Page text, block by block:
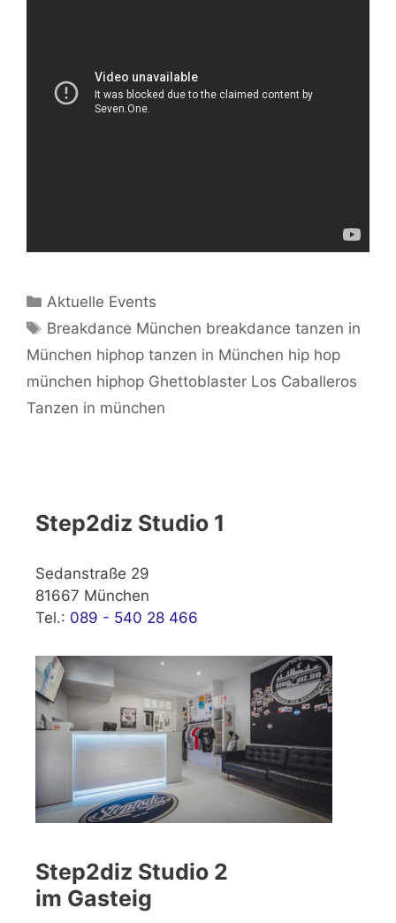
Kategorien
Aktuelle Events
Schlagwörter
Breakdance München breakdance tanzen in
München hiphop tanzen in München hip hop
münchen hiphop Ghettoblaster Los Caballeros
Tanzen in münchen
Step2diz Studio 1
Sedanstraße 29
81667 München
Tel.: 089 - 540 28 466
Step2diz Studio 2
im Gasteig